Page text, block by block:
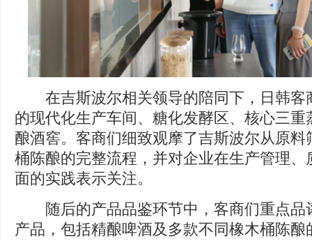
在吉斯波尔相关领导的陪同下，日韩客
的现代化生产车间、糖化发酵区、核心三
酿酒窖。客商们细致观摩了吉斯波尔从原
桶陈酿的完整流程，并对企业在生产管理
面的实践表示关注。
随后的产品品鉴环节中，客商们重点品
产品，包括精酿啤酒及多款不同橡木桶陈